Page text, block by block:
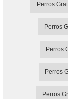
Perros
Perros
Perros
Perros
Perros